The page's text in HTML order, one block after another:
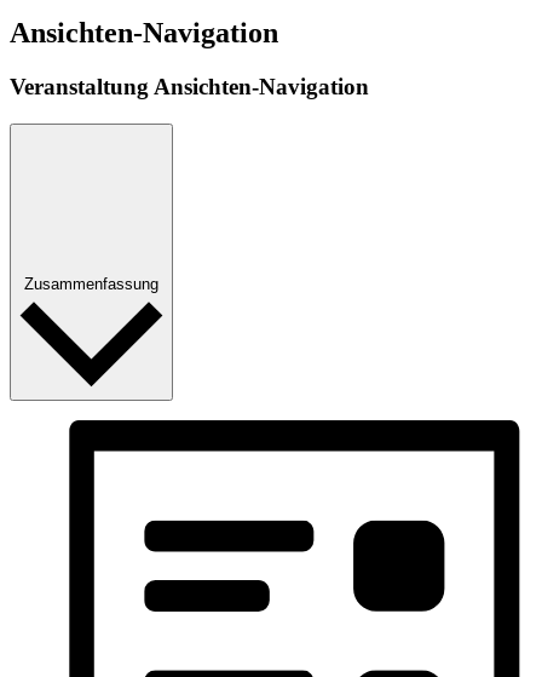
Ansichten-Navigation
Veranstaltung Ansichten-Navigation
Zusammenfassung